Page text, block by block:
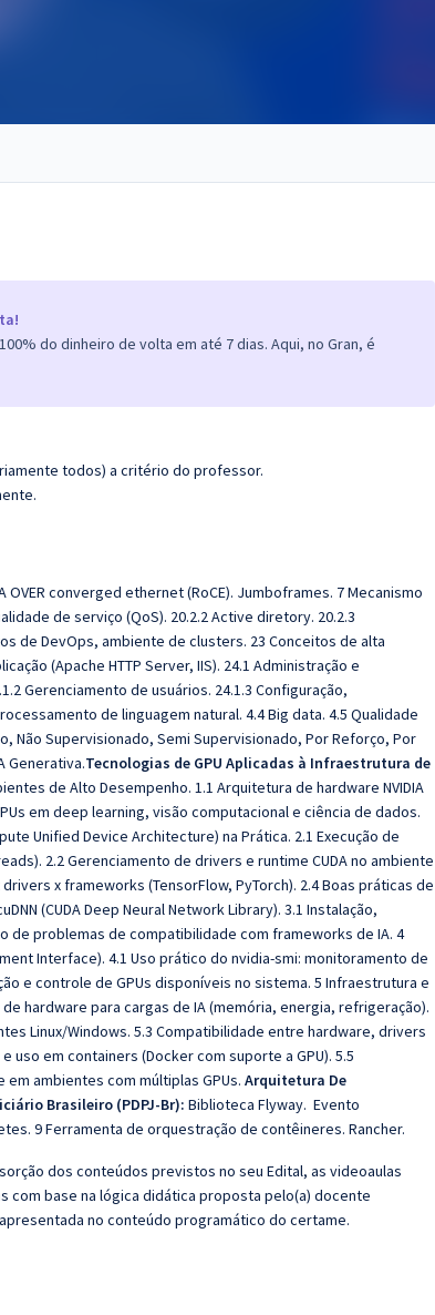
do dinheiro de volta em até 7 dias. Aqui, no Gran, é
todos) a critério do professor.
OVER converged ethernet (RoCE). Jumboframes. 7 Mecanismo
de serviço (QoS). 20.2.2 Active diretory. 20.2.3
de DevOps, ambiente de clusters. 23 Conceitos de alta
(Apache HTTP Server, IIS). 24.1 Administração e
Gerenciamento de usuários. 24.1.3 Configuração,
de linguagem natural. 4.4 Big data. 4.5 Qualidade
Não Supervisionado, Semi Supervisionado, Por Reforço, Por
Generativa.Tecnologias de GPU Aplicadas à Infraestrutura de
de Alto Desempenho. 1.1 Arquitetura de hardware NVIDIA
em deep learning, visão computacional e ciência de dados.
Unified Device Architecture) na Prática. 2.1 Execução de
2.2 Gerenciamento de drivers e runtime CUDA no ambiente
x frameworks (TensorFlow, PyTorch). 2.4 Boas práticas de
(CUDA Deep Neural Network Library). 3.1 Instalação,
de problemas de compatibilidade com frameworks de IA. 4
Interface). 4.1 Uso prático do nvidia-smi: monitoramento de
e controle de GPUs disponíveis no sistema. 5 Infraestrutura e
hardware para cargas de IA (memória, energia, refrigeração).
Linux/Windows. 5.3 Compatibilidade entre hardware, drivers
uso em containers (Docker com suporte a GPU). 5.5
ambientes com múltiplas GPUs. Arquitetura De
Brasileiro (PDPJ-Br): Biblioteca Flyway. Evento
9 Ferramenta de orquestração de contêineres. Rancher.
dos conteúdos previstos no seu Edital, as videoaulas
base na lógica didática proposta pelo(a) docente
no conteúdo programático do certame.